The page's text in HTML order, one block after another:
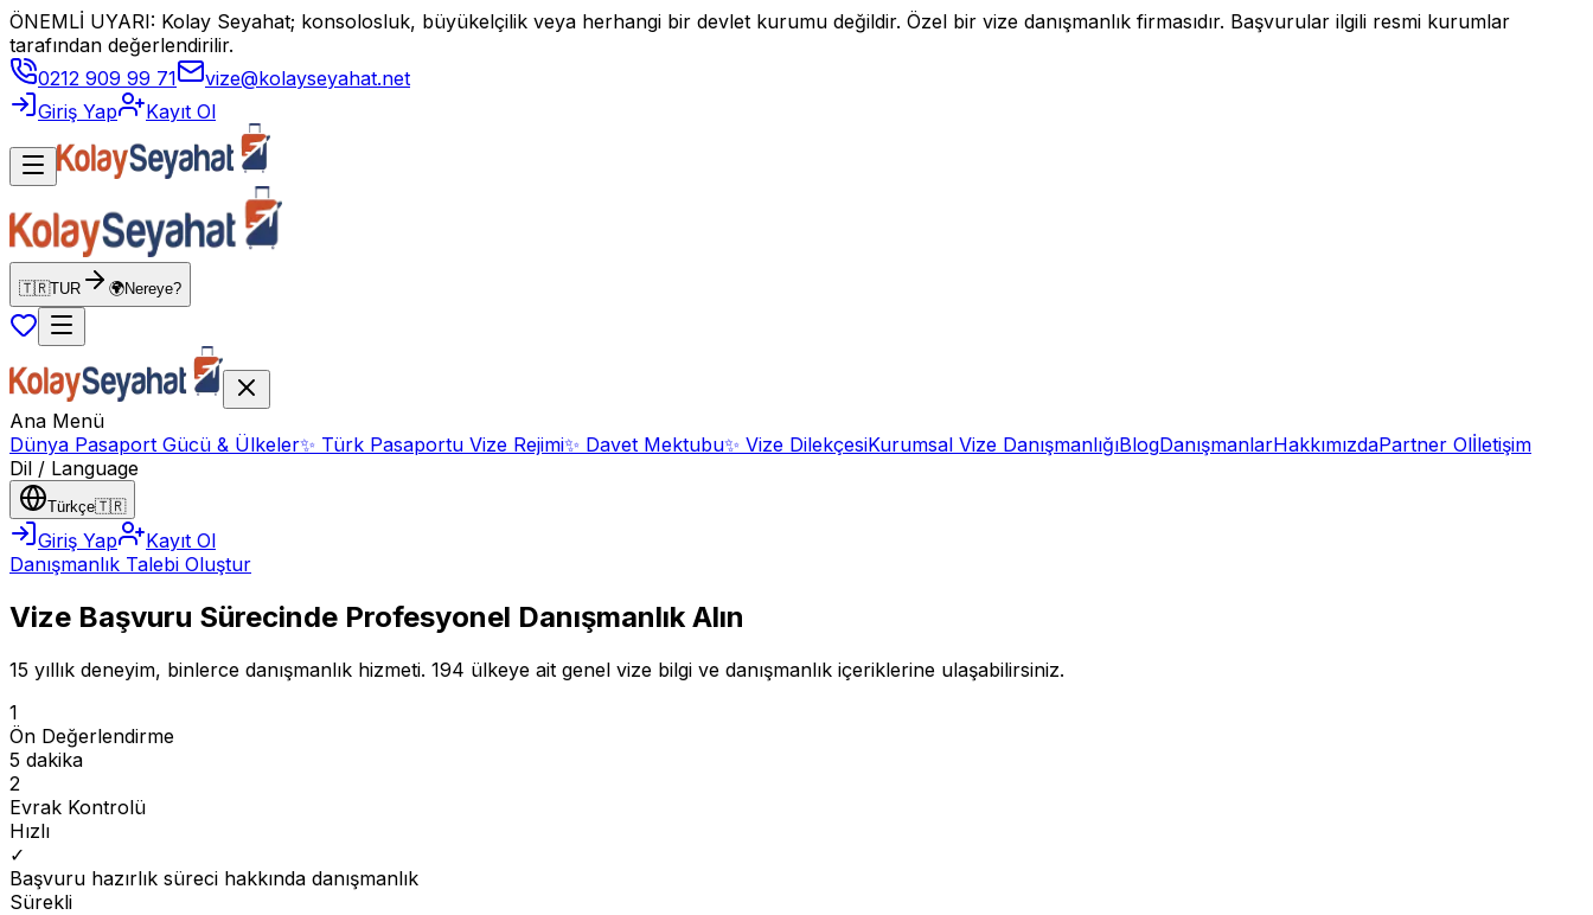
ÖNEMLİ UYARI: Kolay Seyahat; konsolosluk, büyükelçilik veya herhangi bir devlet kurumu değildir. Özel bir vize danışmanlık firmasıdır. Başvurular ilgili resmi kurumlar
tarafından değerlendirilir.
0212 909 99 71
vize@kolayseyahat.net
Giriş Yap
Kayıt Ol
🇹🇷TUR 🌍Nereye?
Ana Menü
Dünya Pasaport Gücü & Ülkeler✨ Türk Pasaportu Vize Rejimi✨ Davet Mektubu✨ Vize DilekçesiKurumsal Vize DanışmanlığıBlogDanışmanlarHakkımızdaPartner Olİletişim
Dil / Language
Türkçe🇹🇷
Giriş Yap
Kayıt Ol
Danışmanlık Talebi Oluştur
Vize Başvuru Sürecinde Profesyonel Danışmanlık Alın
15 yıllık deneyim, binlerce danışmanlık hizmeti. 194 ülkeye ait genel vize bilgi ve danışmanlık içeriklerine ulaşabilirsiniz.
1
Ön Değerlendirme
5 dakika
2
Evrak Kontrolü
Hızlı
✓
Başvuru hazırlık süreci hakkında danışmanlık
Sürekli